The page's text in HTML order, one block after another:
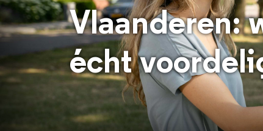
Vlaanderen:
écht